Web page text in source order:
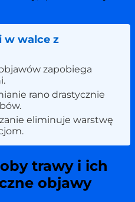
w walce z
zapobiega
rano drastycznie
eliminuje warstwę
trawy i ich
objawy